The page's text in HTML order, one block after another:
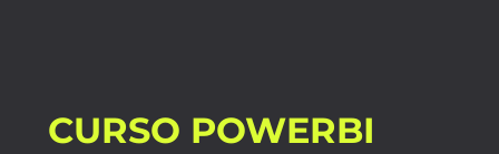
CURSO POWERBI